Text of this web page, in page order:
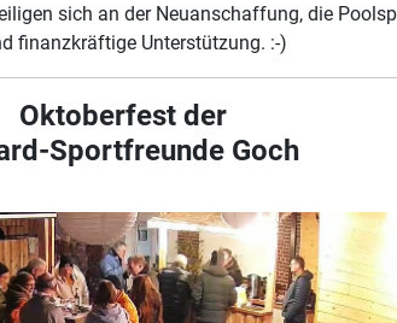
sich an der Neuanschaffung, die
finanzkräftige Unterstützung. :-)
Oktoberfest der
Sportfreunde Goch